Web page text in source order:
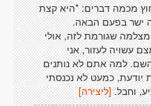
מכמה דברים: *היא קצת
ישר בפעם הבאה.
שגורמת לזה, אולי
עשויה לעזור, אני
למה אתם לא נותנים
כמעט לא נכנסתי
וחבל. [ליצירה]